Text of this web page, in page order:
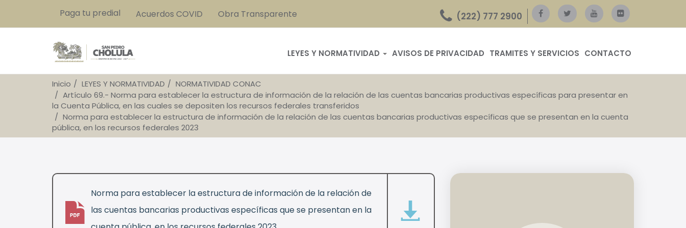
Paga tu predial Acuerdos COVID Obra Transparente (222) 777 2900
LEYES Y NORMATIVIDAD AVISOS DE PRIVACIDAD TRAMITES Y SERVICIOS CONTACTO
Inicio LEYES Y NORMATIVIDAD
NORMATIVIDAD CONAC
Artículo 69.- Norma para establecer la estructura de información de la relación de las cuentas bancarias productivas específicas para presentar en
la Cuenta Pública, en las cuales se depositen los recursos federales transferidos
Norma para establecer la estructura de información de la relación de las cuentas bancarias productivas específicas que se presentan en la cuenta
pública, en los recursos federales 2023
pdf
Norma para establecer la estructura de información de la relación de
las cuentas bancarias productivas específicas que se presentan en la